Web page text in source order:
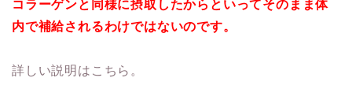
コラーゲンと同様に摂取したからといってそのまま体
内で補給されるわけではないのです。
詳しい説明はこちら。